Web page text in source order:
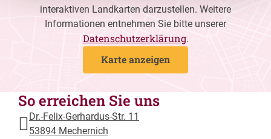
interaktiven Landkarten darzustellen. Weitere
Informationen entnehmen Sie bitte unserer
Datenschutzerklärung.
Karte anzeigen
So erreichen Sie uns
Dr.-Felix-Gerhardus-Str. 11
53894 Mechernich